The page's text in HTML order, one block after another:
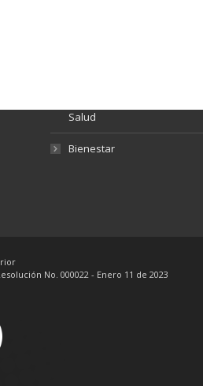
Salud
Bienestar
No. 000022 - Enero 11 de 2023